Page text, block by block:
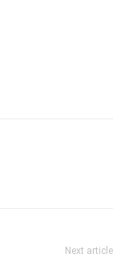
Next article